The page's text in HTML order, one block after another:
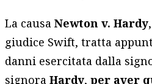
La causaNewton v. Hardy
giudice Swift, tratta
danni esercitata dalla
signoraHardy,per aver